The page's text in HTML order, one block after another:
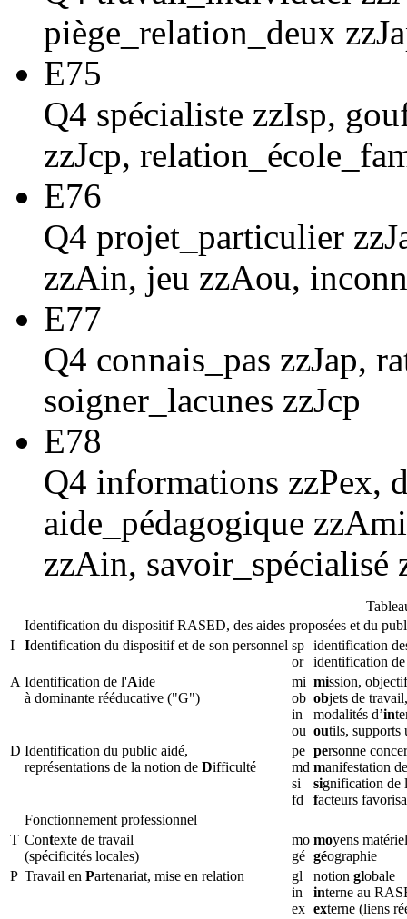
piège_relation_deux
E75
Q4 spécialiste zzIsp,
zzJcp,
E76
Q4 projet_particulier
zzAin, jeu zzAou,
E77
Q4 connais_pas zzJap,
soigner_lacunes zzJcp
E78
Q4 informations zzPex,
aide_pédagogique
zzAin, savoir_spécialisé
Identification du dispositif RASED, des aides proposées et du
I
Identification du dispositif et de son personnel sp
or
identification
identification
A Identification de l'Aide
à dominante rééducative ("G")
mi
ob
in
ou
mission,
objets de
modalités d’in
outils, supports
D Identification du public aidé,
représentations de la notion de Difficulté
pe
md
si
fd
personne
manifestation
signification de
facteurs
Fonctionnement professionnel
T Contexte de travail
(spécificités locales)
mo
gé
moyens
géographie
P Travail en Partenariat, mise en relation
gl
in
ex
notion globale
interne au
externe (liens